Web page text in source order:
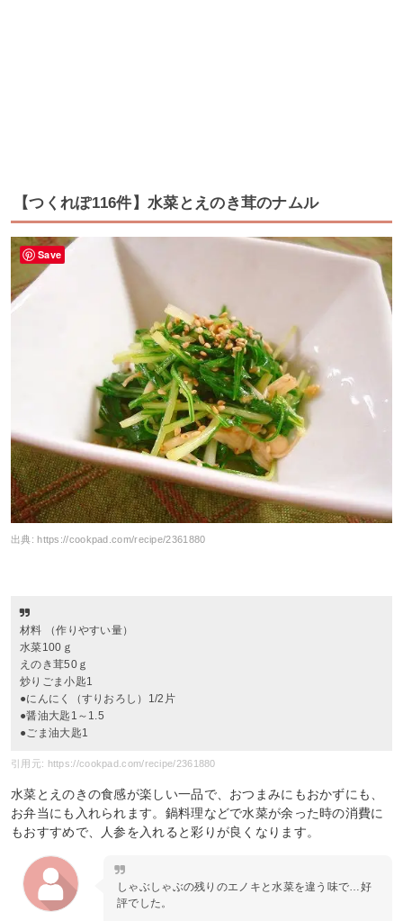
【つくれぽ116件】水菜とえのき茸のナムル
出典:https://cookpad.com/recipe/2361880
材料 （作りやすい量）
水菜100ｇ
えのき茸50ｇ
炒りごま小匙1
●にんにく（すりおろし）1/2片
●醤油大匙1～1.5
●ごま油大匙1
引用元: https://cookpad.com/recipe/2361880
水菜とえのきの食感が楽しい一品で、おつまみにもおかずにも、
お弁当にも入れられます。鍋料理などで水菜が余った時の消費に
もおすすめで、人参を入れると彩りが良くなります。
しゃぶしゃぶの残りのエノキと水菜を違う味で…好
評でした。
Save